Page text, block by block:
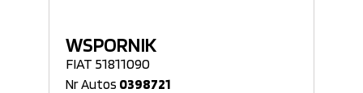
WSPORNIK
FIAT 51811090
Nr Autos 0398721